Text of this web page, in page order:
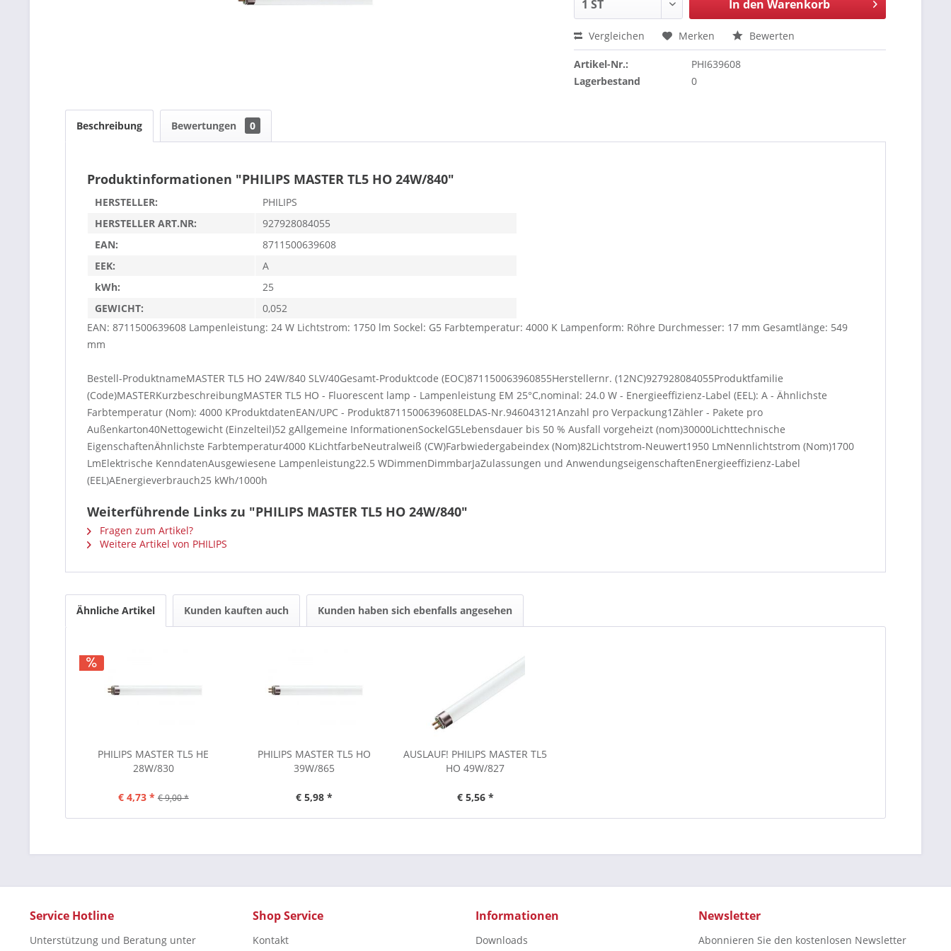
In den Warenkorb
Vergleichen Merken Bewerten
Artikel-Nr.:
PHI639608
Lagerbestand
0
Beschreibung Bewertungen 0
Produktinformationen "PHILIPS MASTER TL5 HO 24W/840"
HERSTELLER:
PHILIPS
HERSTELLER ART.NR:
927928084055
EAN:
8711500639608
EEK:
A
kWh:
25
GEWICHT:
0,052
EAN: 8711500639608 Lampenleistung: 24 W Lichtstrom: 1750 lm Sockel: G5 Farbtemperatur: 4000 K Lampenform: Röhre Durchmesser: 17 mm Gesamtlänge: 549
mm
Bestell-ProduktnameMASTER TL5 HO 24W/840 SLV/40Gesamt-Produktcode (EOC)871150063960855Herstellernr. (12NC)927928084055Produktfamilie
(Code)MASTERKurzbeschreibungMASTER TL5 HO - Fluorescent lamp - Lampenleistung EM 25°C,nominal: 24.0 W - Energieeffizienz-Label (EEL): A - Ähnlichste
Farbtemperatur (Nom): 4000 KProduktdatenEAN/UPC - Produkt8711500639608ELDAS-Nr.946043121Anzahl pro Verpackung1Zähler - Pakete pro
Außenkarton40Nettogewicht (Einzelteil)52 gAllgemeine InformationenSockelG5Lebensdauer bis 50 % Ausfall vorgeheizt (nom)30000Lichttechnische
EigenschaftenÄhnlichste Farbtemperatur4000 KLichtfarbeNeutralweiß (CW)Farbwiedergabeindex (Nom)82Lichtstrom-Neuwert1950 LmNennlichtstrom (Nom)1700
LmElektrische KenndatenAusgewiesene Lampenleistung22.5 WDimmenDimmbarJaZulassungen und AnwendungseigenschaftenEnergieeffizienz-Label
(EEL)AEnergieverbrauch25 kWh/1000h
Weiterführende Links zu "PHILIPS MASTER TL5 HO 24W/840"
Fragen zum Artikel?
Weitere Artikel von PHILIPS
Ähnliche Artikel Kunden kauften auch Kunden haben sich ebenfalls angesehen
PHILIPS MASTER TL5 HE
28W/830
€ 4,73 * € 9,00 *
PHILIPS MASTER TL5 HO
39W/865
€ 5,98 *
AUSLAUF! PHILIPS MASTER TL5
HO 49W/827
€ 5,56 *
Service Hotline
Unterstützung und Beratung unter
Shop Service
Kontakt
Informationen
Downloads
Newsletter
Abonnieren Sie den kostenlosen Newsletter